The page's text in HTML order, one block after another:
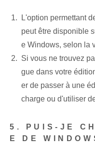
L'option permettant
peut être disponible
e Windows, selon la
Si vous ne trouvez
gue dans votre
er de passer à une
charge ou d'utiliser
5. PUIS-JE
E DE